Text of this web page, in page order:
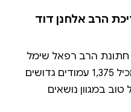
הרב אלחנן דוד
חתונת הרב רפאל שימל
(שאף ערך את הקובץ), והוא מכיל 1,375 עמודים גדושים
במגוון נושאים